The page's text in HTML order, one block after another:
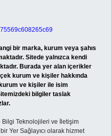
bir marka, kurum veya şahıs
Sitede yalnızca kendi
Burada yer alan içerikler
kurum ve kişiler hakkında
ve kişiler ile isim
bilgiler taslak
Bilgi Teknolojileri ve İletişim
Yer Sağlayıcı olarak hizmet